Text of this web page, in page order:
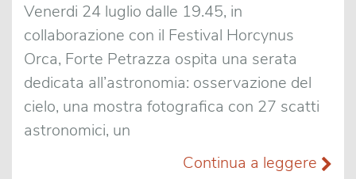
Venerdi 24 luglio dalle 19.45, in
collaborazione con il Festival Horcynus
Orca, Forte Petrazza ospita una serata
dedicata all’astronomia: osservazione del
cielo, una mostra fotografica con 27 scatti
astronomici, un
Continua a leggere